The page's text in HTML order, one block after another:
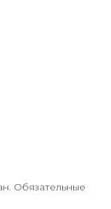
Обязательные